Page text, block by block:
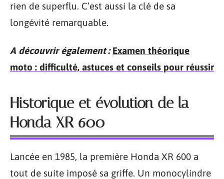
rien de superflu. C’est aussi la clé de sa
longévité remarquable.
A découvrir également : Examen théorique
moto : difficulté, astuces et conseils pour réussir
Historique et évolution de la
Honda XR 600
Lancée en 1985, la première Honda XR 600 a
tout de suite imposé sa griffe. Un monocylindre